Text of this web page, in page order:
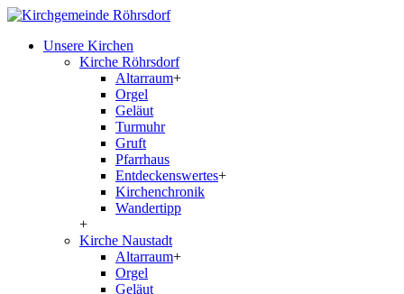
Unsere Kirchen
Kirche Röhrsdorf
Altarraum+
Orgel
Geläut
Turmuhr
Gruft
Pfarrhaus
Entdeckenswertes+
Kirchenchronik
Wandertipp
+
Kirche Naustadt
Altarraum+
Orgel
Geläut